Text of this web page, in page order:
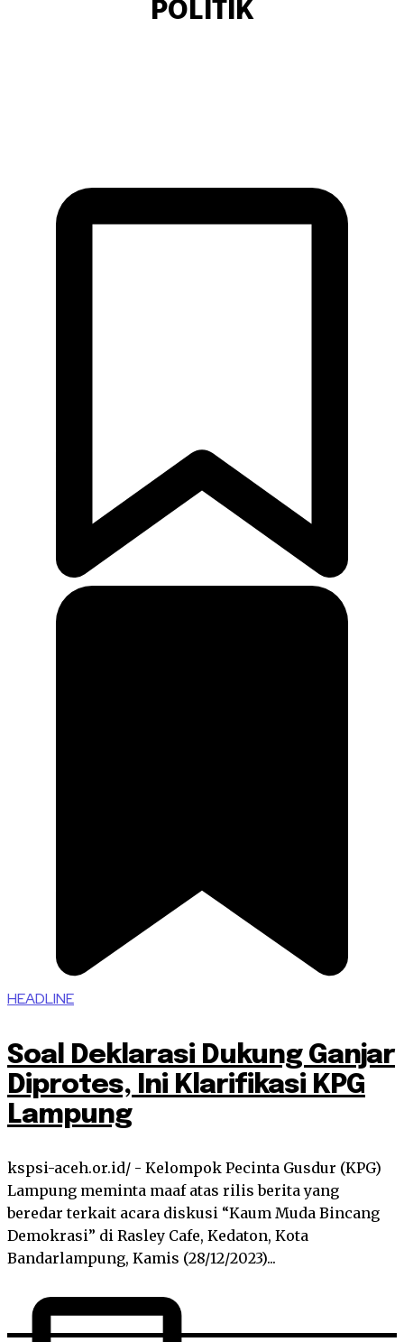
POLITIK
HEADLINE
Soal Deklarasi Dukung Ganjar
Diprotes, Ini Klarifikasi KPG
Lampung
kspsi-aceh.or.id/ - Kelompok Pecinta Gusdur (KPG)
Lampung meminta maaf atas rilis berita yang
beredar terkait acara diskusi “Kaum Muda Bincang
Demokrasi” di Rasley Cafe, Kedaton, Kota
Bandarlampung, Kamis (28/12/2023)...